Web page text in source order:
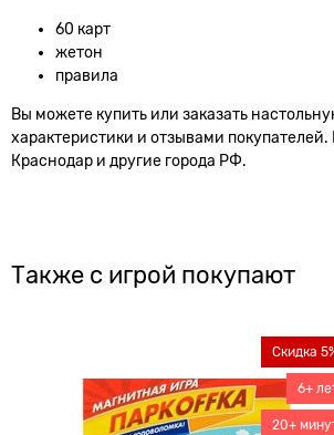
60 карт
жетон
правила
Вы можете купить или заказать
характеристики и отзывами
Краснодар и другие города РФ.
Также с игрой покупают
Скидка
6+
20+